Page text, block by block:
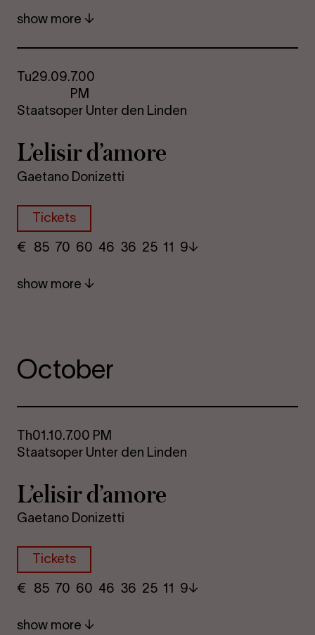
show more
Tu29.09.7.00
PM
Staatsoper Unter den Linden
L’elisir d’amore
Gaetano Donizetti
Tickets
€ ​ 85 70 60​ 46 36 25​ 11 9
show more
October
Th01.10.7.00 PM
Staatsoper Unter den Linden
L’elisir d’amore
Gaetano Donizetti
Tickets
€ ​ 85 70 60​ 46 36 25​ 11 9
show more